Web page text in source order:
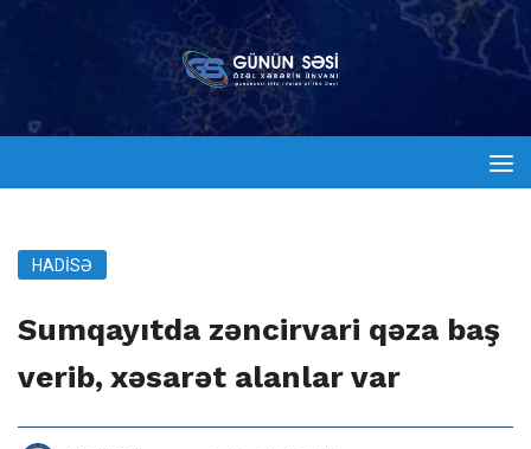
HADISƏ
Sumqayıtda zəncirvari qəza baş
verib, xəsarət alanlar var